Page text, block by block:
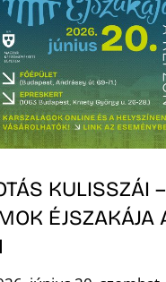
KULISSZÁI –
ÉJSZAKÁJA